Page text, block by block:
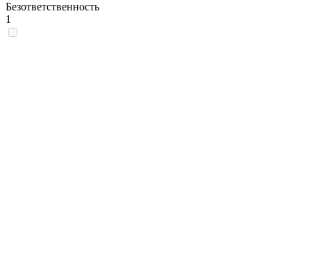
Безответственность
1